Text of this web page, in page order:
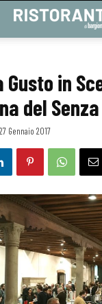
Gusto in
del Senza
27 Gennaio 2017